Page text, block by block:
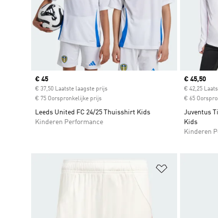
Current price
€ 45
€ 37,50 Laatste laagste prijs
€ 75 Oorspronkelijke prijs
Leeds United FC 24/25 Thuisshirt Kids
Kinderen Performance
Current
€ 45,50
€ 42,25
€ 65
Juventus
Kids
Kinderen
Op